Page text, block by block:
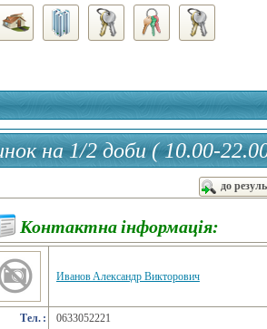
на 1/2 доби ( 10.00-
один поверх
до
Контактна інформація:
Иванов Александр Викторович
Тел. :
0633052221